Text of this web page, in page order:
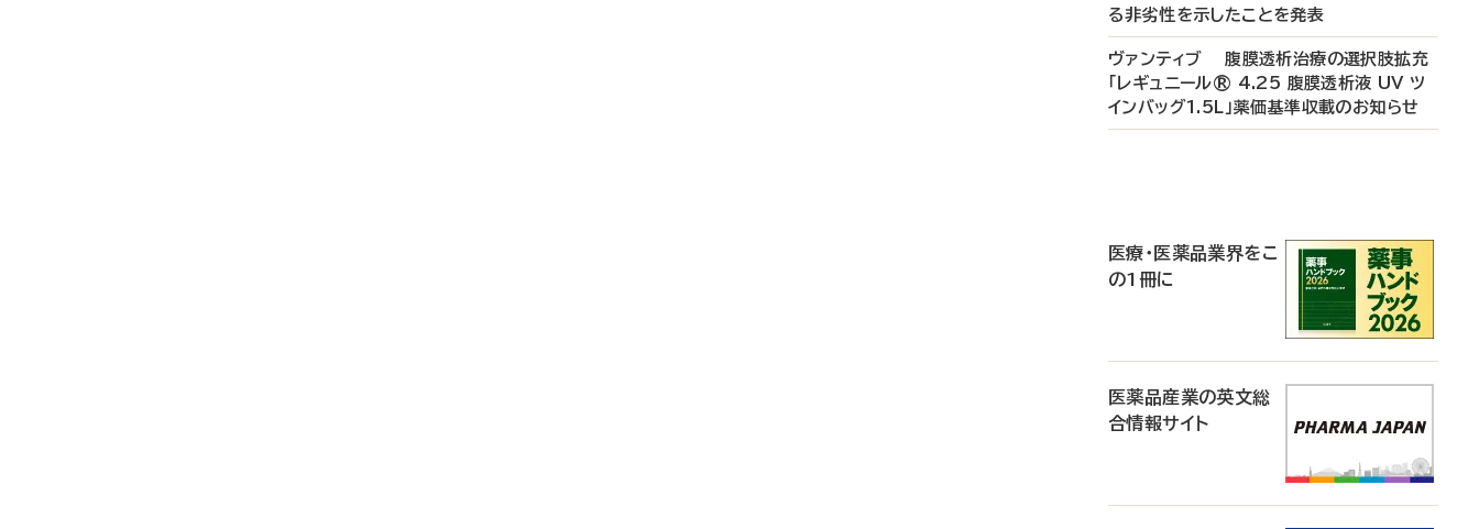
る非劣性を示したことを発表
ヴァンティブ 腹膜透析治療の選択肢拡充
「レギュニール® 4.25 腹膜透析液 UV ツ
インバッグ1.5L」薬価基準収載のお知らせ
医療・医薬品業界をこ
の1冊に
医薬品産業の英文総
合情報サイト